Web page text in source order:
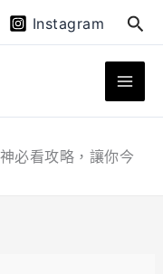
Instagram
搜
尋
必看攻略，讓你今